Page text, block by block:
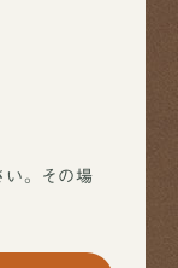
い。その場